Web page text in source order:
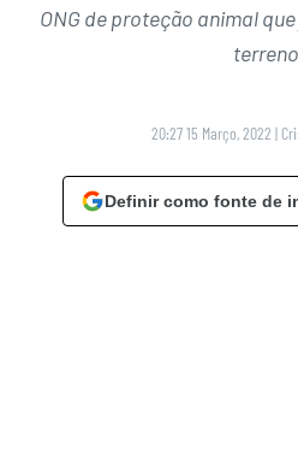
ONG de proteção animal
20:27 15 Março, 2022 |
Definir como fonte de